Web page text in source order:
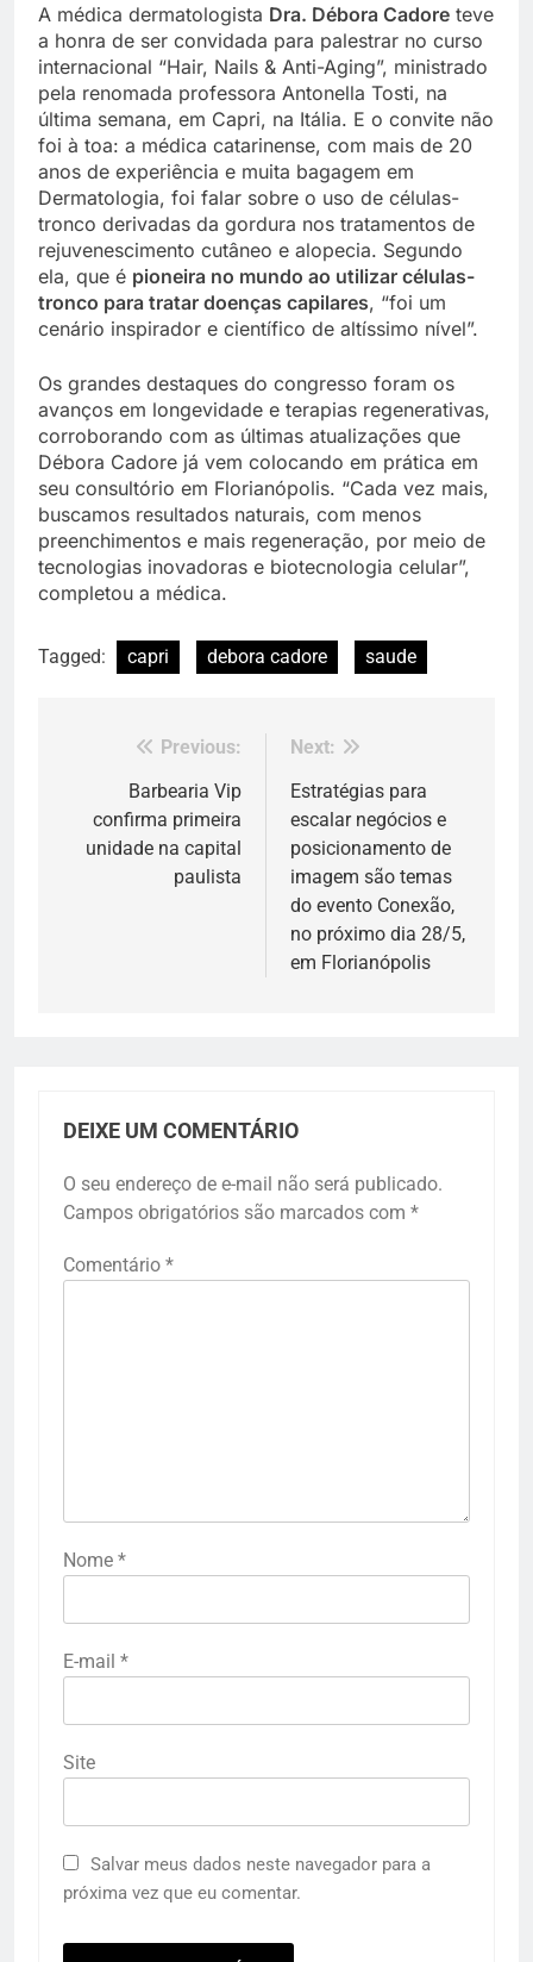
A médica dermatologista Dra. Débora Cadore teve
a honra de ser convidada para palestrar no curso
internacional “Hair, Nails & Anti-Aging”, ministrado
pela renomada professora Antonella Tosti, na
última semana, em Capri, na Itália. E o convite não
foi à toa: a médica catarinense, com mais de 20
anos de experiência e muita bagagem em
Dermatologia, foi falar sobre o uso de células-
tronco derivadas da gordura nos tratamentos de
rejuvenescimento cutâneo e alopecia. Segundo
ela, que é pioneira no mundo ao utilizar células-
tronco para tratar doenças capilares, “foi um
cenário inspirador e científico de altíssimo nível”.
Os grandes destaques do congresso foram os
avanços em longevidade e terapias regenerativas,
corroborando com as últimas atualizações que
Débora Cadore já vem colocando em prática em
seu consultório em Florianópolis. “Cada vez mais,
buscamos resultados naturais, com menos
preenchimentos e mais regeneração, por meio de
tecnologias inovadoras e biotecnologia celular”,
completou a médica.
Tagged: capri debora cadore saude
Navegação
Post
Previous:
Barbearia Vip
confirma primeira
unidade na capital
paulista
Next:
Estratégias para
escalar negócios e
posicionamento de
imagem são temas
do evento Conexão,
no próximo dia 28/5,
em Florianópolis
DEIXE UM COMENTÁRIO
O seu endereço de e-mail não será publicado.
Campos obrigatórios são marcados com *
Comentário *
Nome *
E-mail *
Site
Salvar meus dados neste navegador para a
próxima vez que eu comentar.